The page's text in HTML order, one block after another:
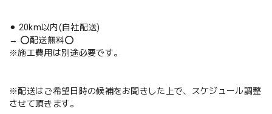
⚫︎ 20km以内(自社配送)
→ ⭕️配送無料⭕️
※施工費用は別途必要です。
※配送はご希望日時の候補をお聞きした上で、スケジュール調整
させて頂きます。